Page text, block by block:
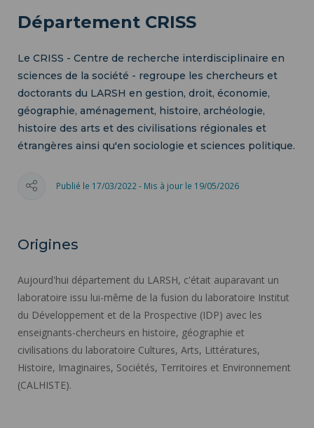
Département CRISS
Le CRISS - Centre de recherche interdisciplinaire en
sciences de la société - regroupe les chercheurs et
doctorants du LARSH en gestion, droit, économie,
géographie, aménagement, histoire, archéologie,
histoire des arts et des civilisations régionales et
étrangères ainsi qu'en sociologie et sciences politique.
Publié le 17/03/2022 - Mis à jour le 19/05/2026
Origines
Aujourd'hui département du LARSH, c'était auparavant un
laboratoire issu lui-même de la fusion du laboratoire Institut
du Développement et de la Prospective (IDP) avec les
enseignants-chercheurs en histoire, géographie et
civilisations du laboratoire Cultures, Arts, Littératures,
Histoire, Imaginaires, Sociétés, Territoires et Environnement
(CALHISTE).